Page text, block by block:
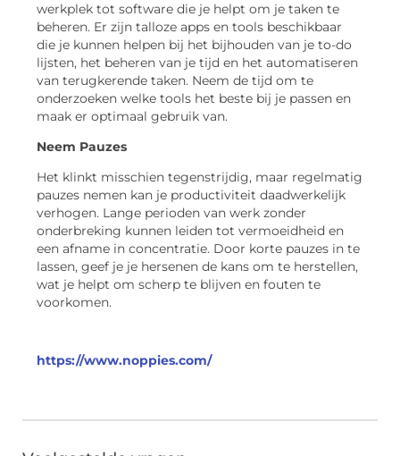
werkplek tot software die je helpt om je taken te
beheren. Er zijn talloze apps en tools beschikbaar
die je kunnen helpen bij het bijhouden van je to-do
lijsten, het beheren van je tijd en het automatiseren
van terugkerende taken. Neem de tijd om te
onderzoeken welke tools het beste bij je passen en
maak er optimaal gebruik van.
Neem Pauzes
Het klinkt misschien tegenstrijdig, maar regelmatig
pauzes nemen kan je productiviteit daadwerkelijk
verhogen. Lange perioden van werk zonder
onderbreking kunnen leiden tot vermoeidheid en
een afname in concentratie. Door korte pauzes in te
lassen, geef je je hersenen de kans om te herstellen,
wat je helpt om scherp te blijven en fouten te
voorkomen.
https://www.noppies.com/